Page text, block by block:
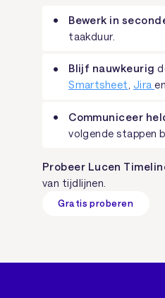
Bewerk in
taakduur.
Blijf nauwkeurig
Smartsheet Jira
Communiceer
volgende stappen
Probeer Lucen
van tijdlijnen.
Gratis proberen